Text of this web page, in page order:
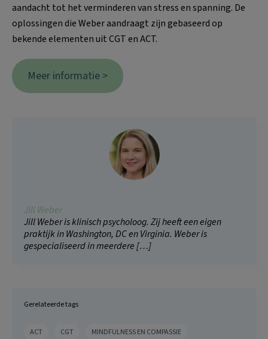
aandacht tot het verminderen van stress en spanning. De
oplossingen die Weber aandraagt zijn gebaseerd op
bekende elementen uit CGT en ACT.
Meer informatie >
Jill Weber
Jill Weber is klinisch psycholoog. Zij heeft een eigen
praktijk in Washington, DC en Virginia. Weber is
gespecialiseerd in meerdere […]
Gerelateerde tags
ACT CGT MINDFULNESS EN COMPASSIE